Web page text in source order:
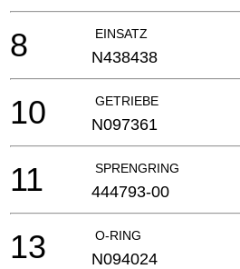
EINSATZ
8 N438438
GETRIEBE
10 N097361
SPRENGRING
11 444793-00
O-RING
13 N094024